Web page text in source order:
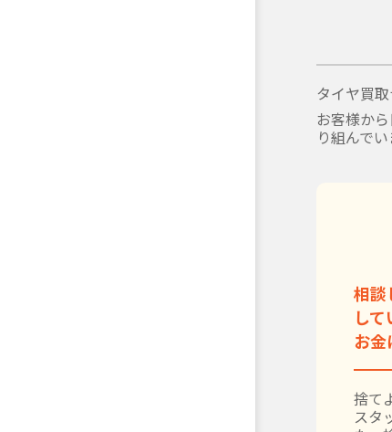
タイヤ買
お客様か
り組んでい
相談
し
お金
捨て
スタ